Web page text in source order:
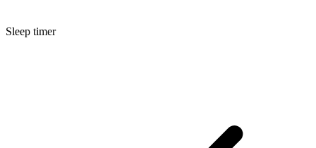
Sleep timer